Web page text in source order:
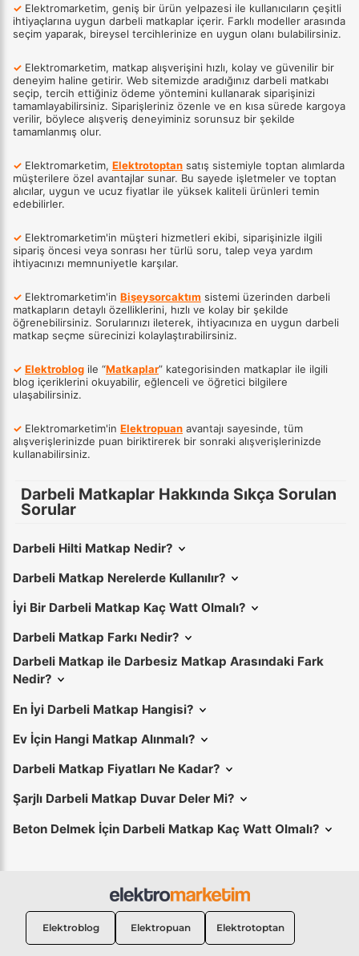
✓ Elektromarketim, geniş bir ürün yelpazesi ile kullanıcıların çeşitli
ihtiyaçlarına uygun darbeli matkaplar içerir. Farklı modeller arasında
seçim yaparak, bireysel tercihlerinize en uygun olanı bulabilirsiniz.
✓ Elektromarketim, matkap alışverişini hızlı, kolay ve güvenilir bir
deneyim haline getirir. Web sitemizde aradığınız darbeli matkabı
seçip, tercih ettiğiniz ödeme yöntemini kullanarak siparişinizi
tamamlayabilirsiniz. Siparişleriniz özenle ve en kısa sürede kargoya
verilir, böylece alışveriş deneyiminiz sorunsuz bir şekilde
tamamlanmış olur.
✓ Elektromarketim, Elektrotoptan satış sistemiyle toptan alımlarda
müşterilere özel avantajlar sunar. Bu sayede işletmeler ve toptan
alıcılar, uygun ve ucuz fiyatlar ile yüksek kaliteli ürünleri temin
edebilirler.
✓ Elektromarketim'in müşteri hizmetleri ekibi, siparişinizle ilgili
sipariş öncesi veya sonrası her türlü soru, talep veya yardım
ihtiyacınızı memnuniyetle karşılar.
✓ Elektromarketim'in Bişeysorcaktım sistemi üzerinden darbeli
matkapların detaylı özelliklerini, hızlı ve kolay bir şekilde
öğrenebilirsiniz. Sorularınızı ileterek, ihtiyacınıza en uygun darbeli
matkap seçme sürecinizi kolaylaştırabilirsiniz.
✓ Elektroblog ile “Matkaplar” kategorisinden matkaplar ile ilgili
blog içeriklerini okuyabilir, eğlenceli ve öğretici bilgilere
ulaşabilirsiniz.
✓ Elektromarketim'in Elektropuan avantajı sayesinde, tüm
alışverişlerinizde puan biriktirerek bir sonraki alışverişlerinizde
kullanabilirsiniz.
Darbeli Matkaplar Hakkında Sıkça Sorulan
Sorular
Darbeli Hilti Matkap Nedir?
Darbeli Matkap Nerelerde Kullanılır?
İyi Bir Darbeli Matkap Kaç Watt Olmalı?
Darbeli Matkap Farkı Nedir?
Darbeli Matkap ile Darbesiz Matkap Arasındaki Fark
Nedir?
En İyi Darbeli Matkap Hangisi?
Ev İçin Hangi Matkap Alınmalı?
Darbeli Matkap Fiyatları Ne Kadar?
Şarjlı Darbeli Matkap Duvar Deler Mi?
Beton Delmek İçin Darbeli Matkap Kaç Watt Olmalı?
Elektroblog Elektropuan Elektrotoptan